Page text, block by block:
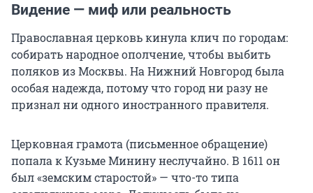
Видение — миф или реальность
Православная церковь кинула клич по городам:
собирать народное ополчение, чтобы выбить
поляков из Москвы. На Нижний Новгород была
особая надежда, потому что город ни разу не
признал ни одного иностранного правителя.
Церковная грамота (письменное обращение)
попала к Кузьме Минину неслучайно. В 1611 он
был «земским старостой» — что-то типа